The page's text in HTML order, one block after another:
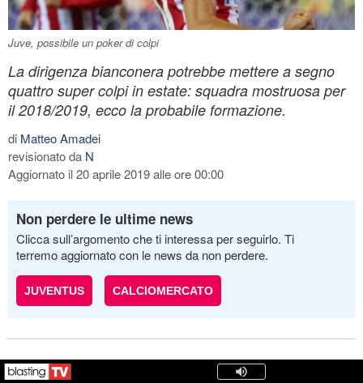
Juve, possibile un poker di colpi
La dirigenza bianconera potrebbe mettere a segno
quattro super colpi in estate: squadra mostruosa per
il 2018/2019, ecco la probabile formazione.
di Matteo Amadei
revisionato da N
Aggiornato il 20 aprile 2019 alle ore 00:00
Non perdere le ultime news
Clicca sull’argomento che ti interessa per seguirlo. Ti
terremo aggiornato con le news da non perdere.
JUVENTUS CALCIOMERCATO